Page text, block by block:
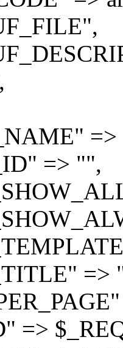
=>
=> "",
=>